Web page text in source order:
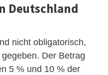
Deutschland
nicht obligatorisch,
Der Betrag
5 % und 10 % der